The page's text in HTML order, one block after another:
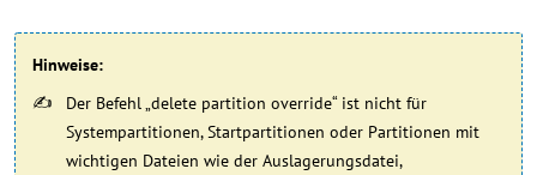
Hinweise:
Der Befehl „delete partition override“ ist nicht für
Systempartitionen, Startpartitionen oder Partitionen mit
wichtigen Dateien wie der Auslagerungsdatei,